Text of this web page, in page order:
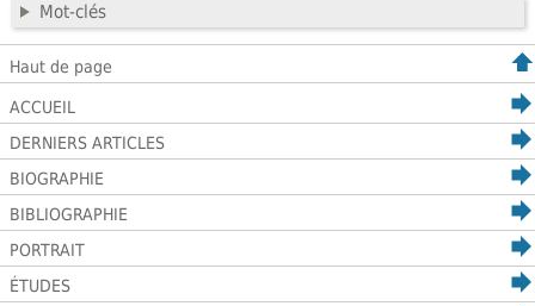
Mot-clés
Haut de page
ACCUEIL
DERNIERS ARTICLES
BIOGRAPHIE
BIBLIOGRAPHIE
PORTRAIT
ÉTUDES